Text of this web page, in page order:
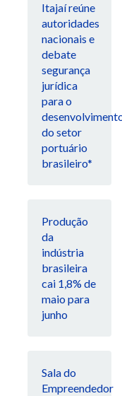
Itajaí reúne
autoridades
nacionais e
debate
segurança
jurídica
para o
do setor
portuário
brasileiro*
Produção
da
indústria
brasileira
cai 1,8% de
maio para
junho
Sala do
Empreendedor